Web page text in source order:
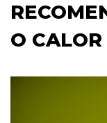
O CALOR